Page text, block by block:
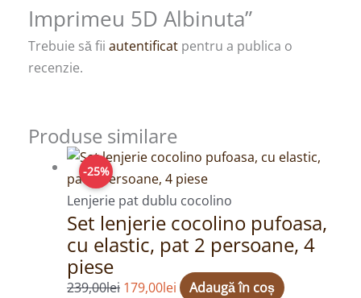
Imprimeu 5D Albinuta”
Trebuie să fii autentificat pentru a publica o
recenzie.
Produse similare
-25%
Lenjerie pat dublu cocolino
Set lenjerie cocolino pufoasa,
cu elastic, pat 2 persoane, 4
piese
239,00lei
Prețul
inițial
a
fost:
239,00lei.
179,00lei
Prețul
curent
este:
179,00lei.
Adaugă în coș